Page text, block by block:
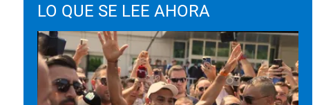
LO QUE SE LEE AHORA